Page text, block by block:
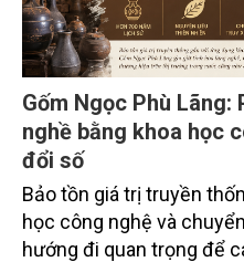
Gốm Ngọc Phù
nghề bằng khoa học
đổi số
Bảo tồn giá trị truyền
học công nghệ và
hướng đi quan trọng để